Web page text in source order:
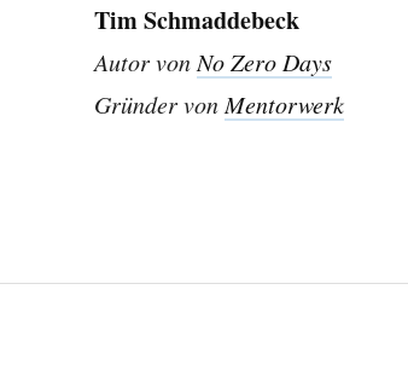
Tim Schmaddebeck
Autor von No Zero Days
Gründer von Mentorwerk